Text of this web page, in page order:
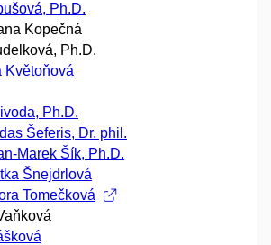
Ph.D.
Kopečná
Ph.D.
Květoňová
Ph.D.
Šeferis, Dr. phil.
Marek Šík, Ph.D.
Šnejdrlová
Tomečková